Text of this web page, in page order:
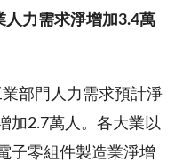
力需求淨增加3.4萬
業部門人力需求預計淨
加2.7萬人。各大業以
子零組件製造業淨增